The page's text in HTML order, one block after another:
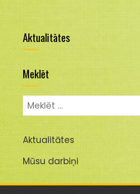
Aktualitātes
Meklēt
Meklēt:
Aktualitātes
Mūsu darbiņi